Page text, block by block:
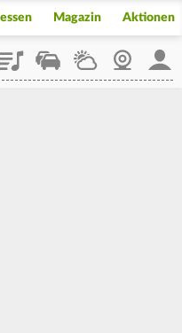
Magazin Aktionen
StaupilotWetterWebcam